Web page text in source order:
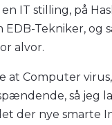
IT stilling, på
Tekniker, og
alvor.
at Computer
så jeg
der nye smarte